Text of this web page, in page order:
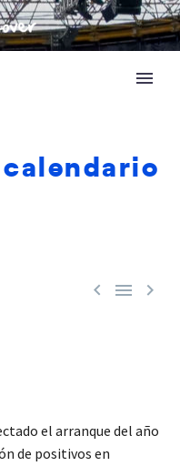
  
el arranque del año
de positivos en